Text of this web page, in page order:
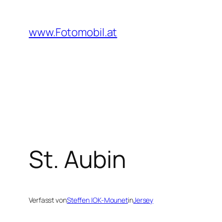
springen
www.Fotomobil.at
St. Aubin
Verfasst vonSteffen IOK-MounetinJersey